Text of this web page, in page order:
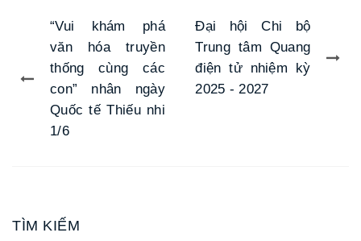
“Vui khám phá
văn hóa truyền
thống cùng các
con” nhân ngày
Quốc tế Thiếu nhi
1/6
Đại hội Chi bộ
Trung tâm Quang
điện tử nhiệm kỳ
2025 - 2027
TÌM KIẾM